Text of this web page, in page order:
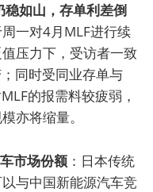
稳如山，存单利差倒
周一对4月MLF进行续
压力下，受访者一致
同时受同业存单与
的报需料较疲弱，
亦将缩量。
市场份额 ：日本传统
与中国新能源汽车竞